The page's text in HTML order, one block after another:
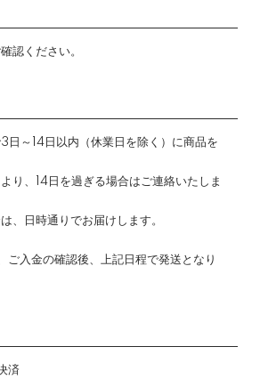
認ください。
日～14日以内（休業日を除く）に商品を
り、14日を過ぎる場合はご連絡いたしま
、日時通りでお届けします。
ご入金の確認後、上記日程で発送となり
済